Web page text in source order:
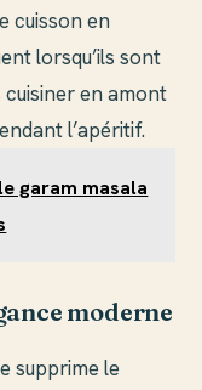
cuisson en
lorsqu’ils sont
en amont
l’apéritif.
garam masala
moderne
supprime le